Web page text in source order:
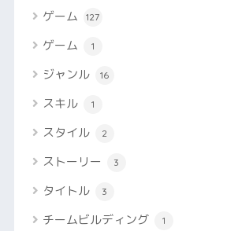
ゲーム 127
ゲーム 1
ジャンル 16
スキル 1
スタイル 2
ストーリー 3
タイトル 3
チームビルディング 1